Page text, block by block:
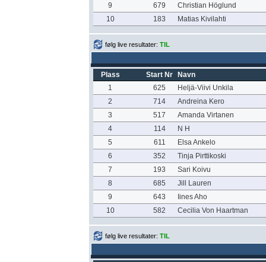
9
679
Christian Höglund
10
183 Matias Kivilahti
følg live resultater: TIL
Plass Start Nr
Navn
1
625
Heljä-Viivi Unkila
2
714
Andreina Kero
3
517
Amanda Virtanen
4
114
N H
5
611
Elsa Ankelo
6
352
Tinja Pirttikoski
7
193
Sari Koivu
8
685
Jill Lauren
9
643
Iines Aho
10
582 Cecilia Von Haartman
følg live resultater: TIL